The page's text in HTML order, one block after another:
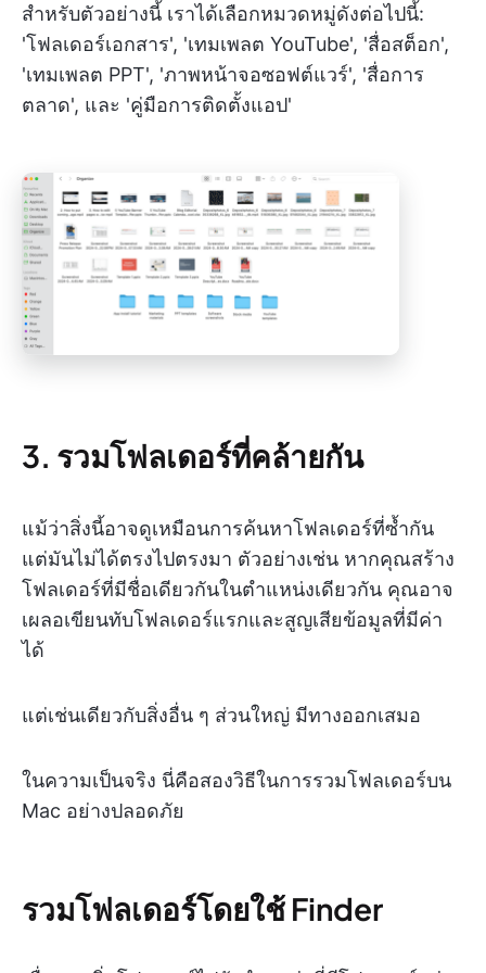
สำหรับตัวอย่างนี้ เราได้เลือกหมวดหมู่ดังต่อไปนี้:
'โฟลเดอร์เอกสาร', 'เทมเพลต YouTube', 'สื่อสต็อก',
'เทมเพลต PPT', 'ภาพหน้าจอซอฟต์แวร์', 'สื่อการ
ตลาด', และ 'คู่มือการติดตั้งแอป'
3. รวมโฟลเดอร์ที่คล้ายกัน
แม้ว่าสิ่งนี้อาจดูเหมือนการค้นหาโฟลเดอร์ที่ซ้ำกัน
แต่มันไม่ได้ตรงไปตรงมา ตัวอย่างเช่น หากคุณสร้าง
โฟลเดอร์ที่มีชื่อเดียวกันในตำแหน่งเดียวกัน คุณอาจ
เผลอเขียนทับโฟลเดอร์แรกและสูญเสียข้อมูลที่มีค่า
ได้
แต่เช่นเดียวกับสิ่งอื่น ๆ ส่วนใหญ่ มีทางออกเสมอ
ในความเป็นจริง นี่คือสองวิธีในการรวมโฟลเดอร์บน
Mac อย่างปลอดภัย
รวมโฟลเดอร์โดยใช้ Finder